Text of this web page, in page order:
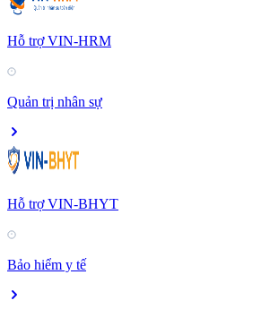
Hỗ trợ VIN-HRM
Quản trị nhân sự
Hỗ trợ VIN-BHYT
Bảo hiểm y tế